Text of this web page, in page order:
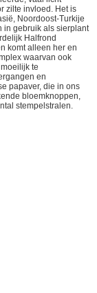
zilte invloed. Het is
Noordoost-Turkije
in gebruik als sierplant
Halfrond
komt alleen her en
waarvan ook
te
en
papaver, die in ons
bloemknoppen,
stempelstralen.